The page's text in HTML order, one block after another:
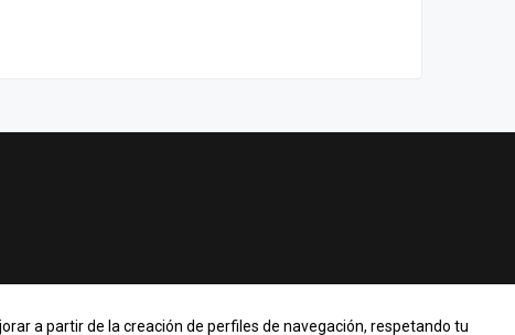
a partir de la creación de perfiles de navegación, respetando tu